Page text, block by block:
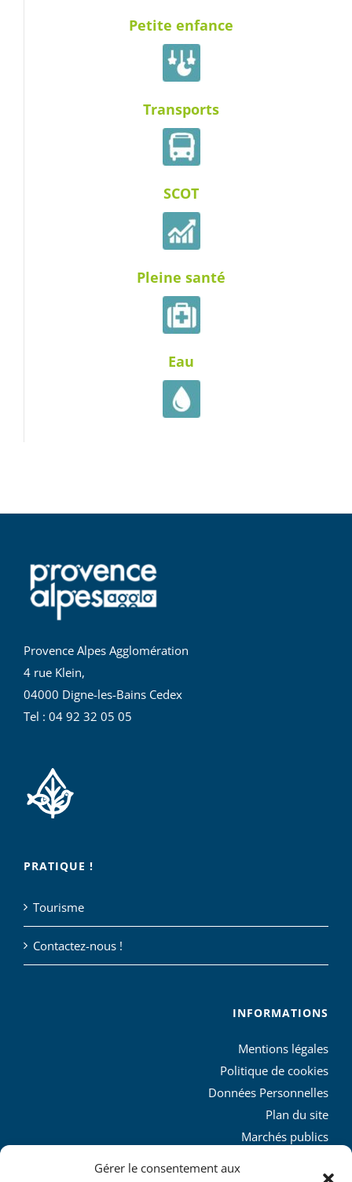
Gérer le consentement aux
Petite enfance
Transports
SCOT
Pleine santé
Eau
Provence Alpes Agglomération
4 rue Klein,
04000 Digne-les-Bains Cedex
Tel : 04 92 32 05 05
PRATIQUE !
Tourisme
Contactez-nous !
INFORMATIONS
Mentions légales
Politique de cookies
Données Personnelles
Plan du site
Marchés publics